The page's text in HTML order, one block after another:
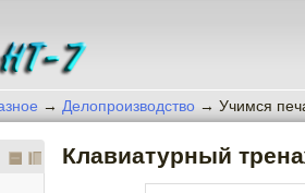
→ Делопроизводство → Учимся
Клавиатурный